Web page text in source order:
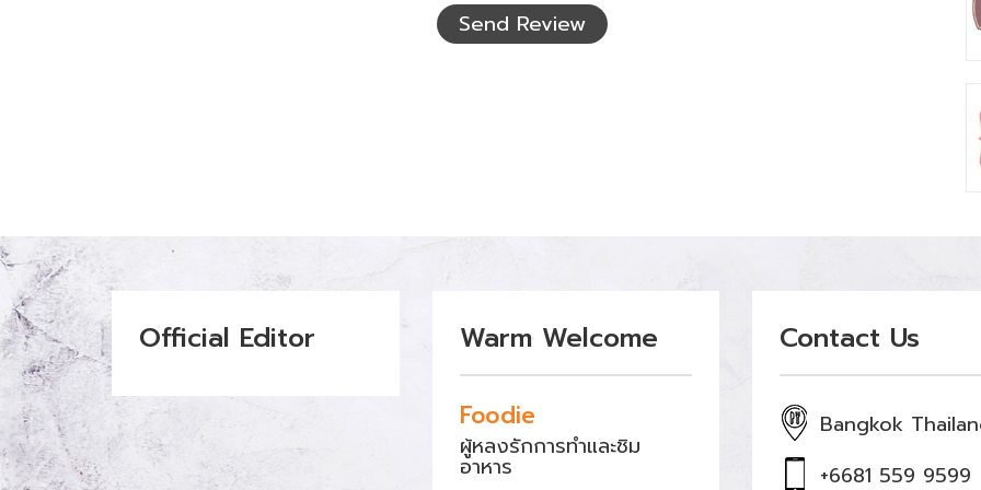
Send Review
Official Editor Warm Welcome
Foodie
ผู้หลงรักการทำและชิม
อาหาร
Contact Us
Bangkok
+6681 559 9599